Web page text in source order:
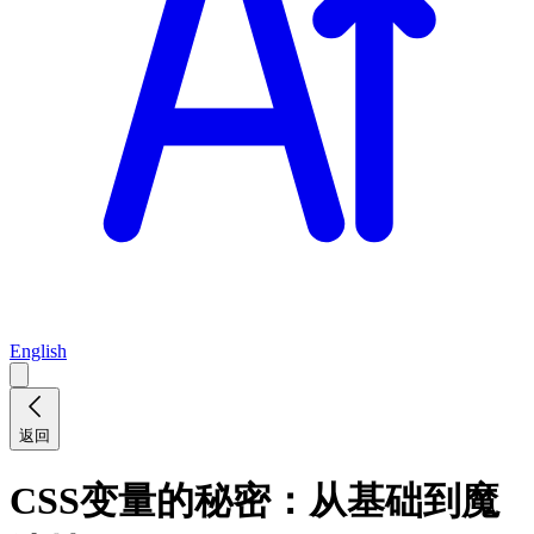
English
返回
CSS变量的秘密：从基础到魔